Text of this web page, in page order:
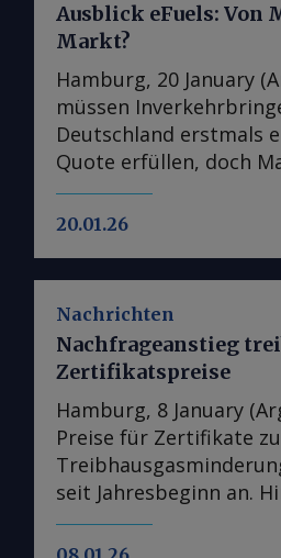
20.01.26
Ausblick eFuels: Von
Markt?
Hamburg, 20 January
müssen
Deutschland erstmals
Quote erfüllen, doch
rechnen aufgrund der
Produktverfügbarkeit
regulatorische Impulse
Bewegung in den
Die Bundesregierung
Dezember im Rahmen
der Anpassung der
Einführung eines
erneuerbare
Ursprungs (RFNBO)
welche durch das
Nachrichten
Nachfrageanstieg
Zertifikatspreise
Hamburg, 8 January
Preise für Zertifikate
seit Jahresbeginn an.
die Rückkehr großer
den Markt. Seit dem 2.